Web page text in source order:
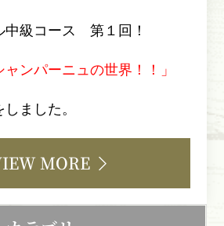
中級コース 第１回！
ャンパーニュの世界！！」
ました。
MORE